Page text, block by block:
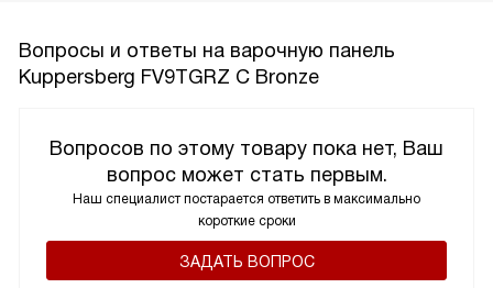
Вопросы и ответы на варочную панель
Kuppersberg FV9TGRZ C Bronze
Вопросов по этому товару пока нет, Ваш
вопрос может стать первым.
Наш специалист постарается ответить в максимально
короткие сроки
ЗАДАТЬ ВОПРОС